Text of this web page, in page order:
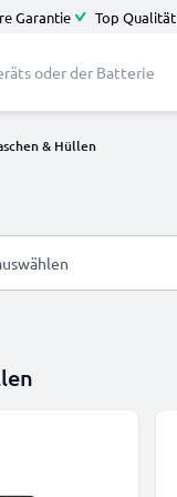
Garantie Top Qualität
& Hüllen